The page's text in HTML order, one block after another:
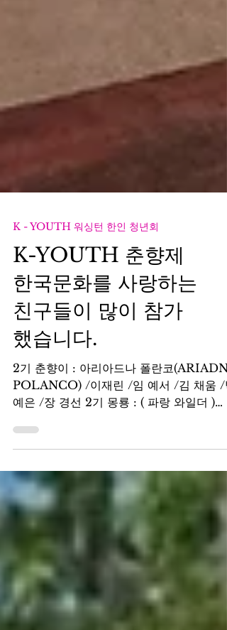
K - YOUTH 워싱턴 한인 청년회
K-YOUTH 춘향제
한국문화를 사랑하는
친구들이 많이 참가
했습니다.
POLANCO) /이재린 /임 예서 /김 채움 /
예은 /장 경선 2기 몽룡 : ( 파랑 와일더 )
KING PARANG WILDER 2기 변사또 :
황 종수 학생 장 경준 학생 김 유진 학생 임...